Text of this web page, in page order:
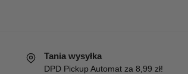
Tania wysyłka
DPD Pickup Automat za 8,99 zł!